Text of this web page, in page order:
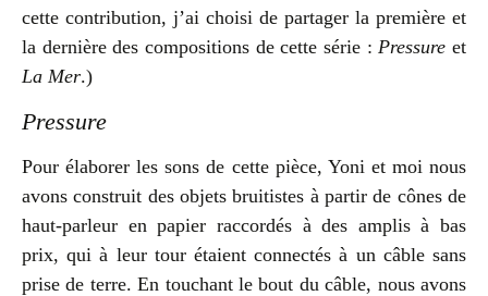
cette contribution, j’ai choisi de partager la première et
la dernière des compositions de cette série :Pressure et
La Mer.)
Pressure
Pour élaborer les sons de cette pièce, Yoni et moi nous
avons construit des objets bruitistes à partir de cônes de
haut-parleur en papier raccordés à des amplis à bas
prix, qui à leur tour étaient connectés à un câble sans
prise de terre. En touchant le bout du câble, nous avons